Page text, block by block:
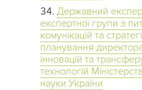
Державний
експертної групи з
комунікацій та
планування
інновацій та
технологій
науки України